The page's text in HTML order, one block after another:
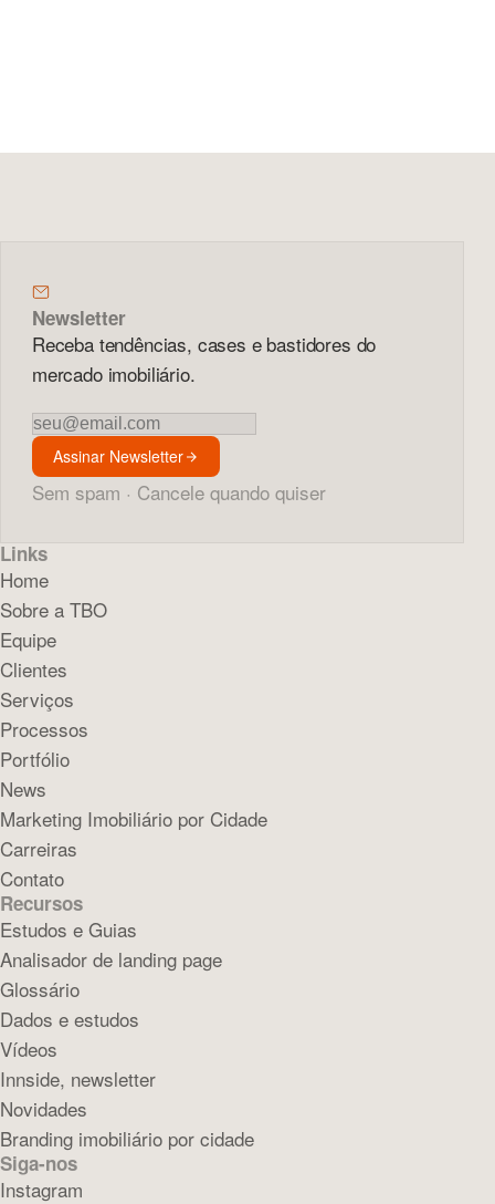
Newsletter
Receba tendências, cases e bastidores do
mercado imobiliário.
Newsletter
Assinar Newsletter
Sem spam · Cancele quando quiser
Links
Home
Sobre a TBO
Equipe
Clientes
Serviços
Processos
Portfólio
News
Marketing Imobiliário por Cidade
Carreiras
Contato
Recursos
Estudos e Guias
Analisador de landing page
Glossário
Dados e estudos
Vídeos
Innside, newsletter
Novidades
Branding imobiliário por cidade
Siga-nos
Instagram